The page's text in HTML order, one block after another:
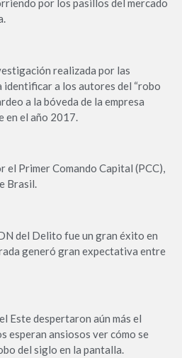
por los pasillos del mercado
realizada por las
a los autores del “robo
a la bóveda de la empresa
en el año 2017.
el Primer Comando Capital (PCC),
Brasil.
del Delito fue un gran éxito en
generó gran expectativa entre
Este despertaron aún más el
esperan ansiosos ver cómo se
del siglo en la pantalla.